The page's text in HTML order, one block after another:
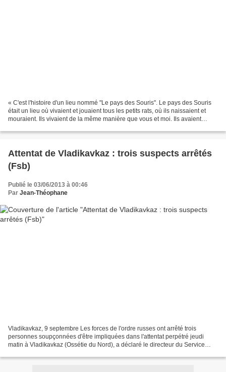
« C'est l'histoire d'un lieu nommé "Le pays des Souris". Le pays des Souris
était un lieu où vivaient et jouaient tous les petits rats, où ils naissaient et
mouraient. Ils vivaient de la même manière que vous et moi. Ils avaient
Attentat de Vladikavkaz : trois suspects arrêtés
(Fsb)
Publié le 03/06/2013 à 00:46
Par Jean-Théophane
Vladikavkaz, 9 septembre Les forces de l'ordre russes ont arrêté trois
personnes soupçonnées d'être impliquées dans l'attentat perpétré jeudi
matin à Vladikavkaz (Ossétie du Nord), a déclaré le directeur du Service